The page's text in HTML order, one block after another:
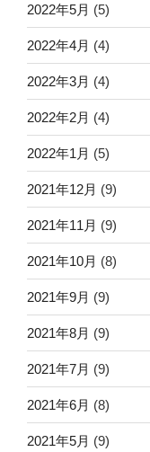
2022年5月 (5)
2022年4月 (4)
2022年3月 (4)
2022年2月 (4)
2022年1月 (5)
2021年12月 (9)
2021年11月 (9)
2021年10月 (8)
2021年9月 (9)
2021年8月 (9)
2021年7月 (9)
2021年6月 (8)
2021年5月 (9)